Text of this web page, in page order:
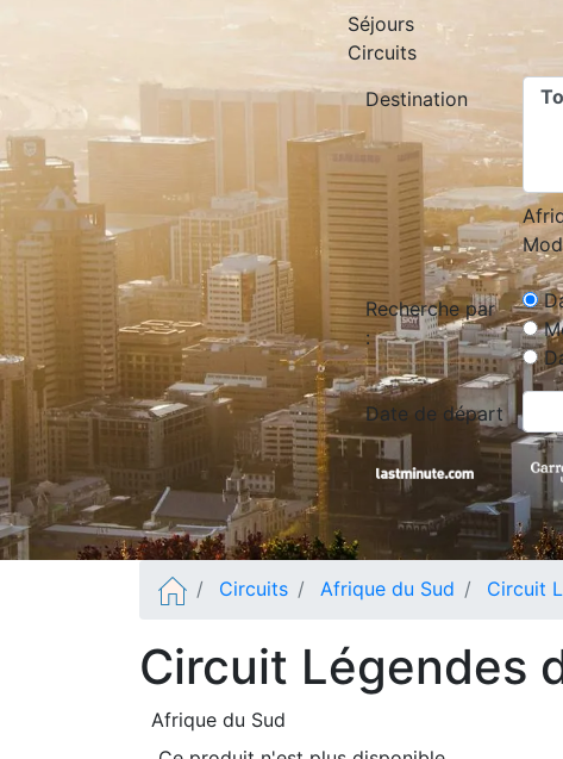
Séjours
Circuits
Destination
Recherche par
:
Date de départ
Circuits Afrique du Sud Circuit
Circuit Légendes
Afrique du Sud